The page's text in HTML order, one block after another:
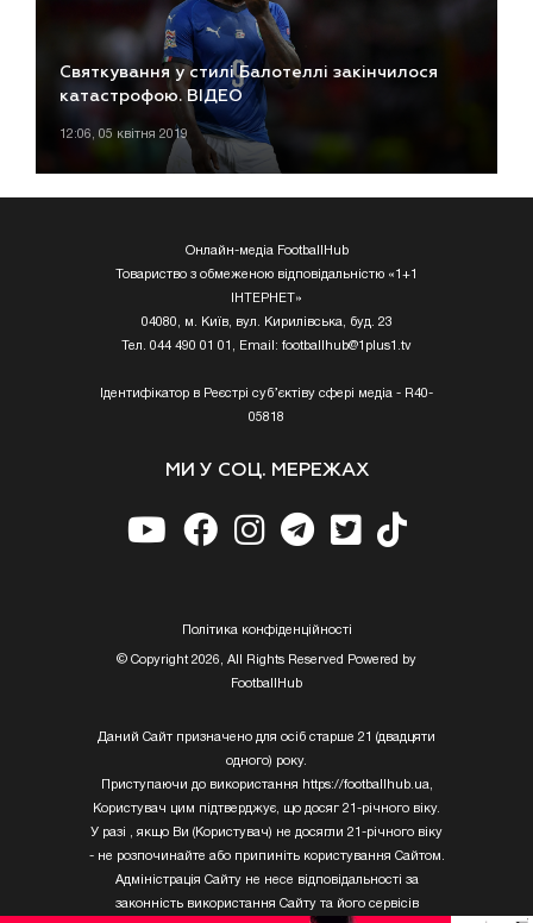
Святкування у стилі Балотеллі закінчилося
катастрофою. ВІДЕО
12:06, 05 квітня 2019
Онлайн-медіа FootballHub
Товариство з обмеженою відповідальністю «1+1
ІНТЕРНЕТ»
04080, м. Київ, вул. Кирилівська, буд. 23
Тел. 044 490 01 01, Email: footballhub@1plus1.tv
Ідентифікатор в Реєстрі суб’єктіву сфері медіа - R40-
05818
МИ У СОЦ. МЕРЕЖАХ
Полiтика конфiденцiйностi
© Copyright 2026, All Rights Reserved Powered by
FootballHub
Даний Сайт призначено для осіб старше 21 (двадцяти
одного) року.
Приступаючи до використання https://footballhub.ua,
Користувач цим підтверджує, що досяг 21-річного віку.
У разі , якщо Ви (Користувач) не досягли 21-річного віку
- не розпочинайте або припиніть користування Сайтом.
Адміністрація Сайту не несе відповідальності за
законність використання Сайту та його сервісів